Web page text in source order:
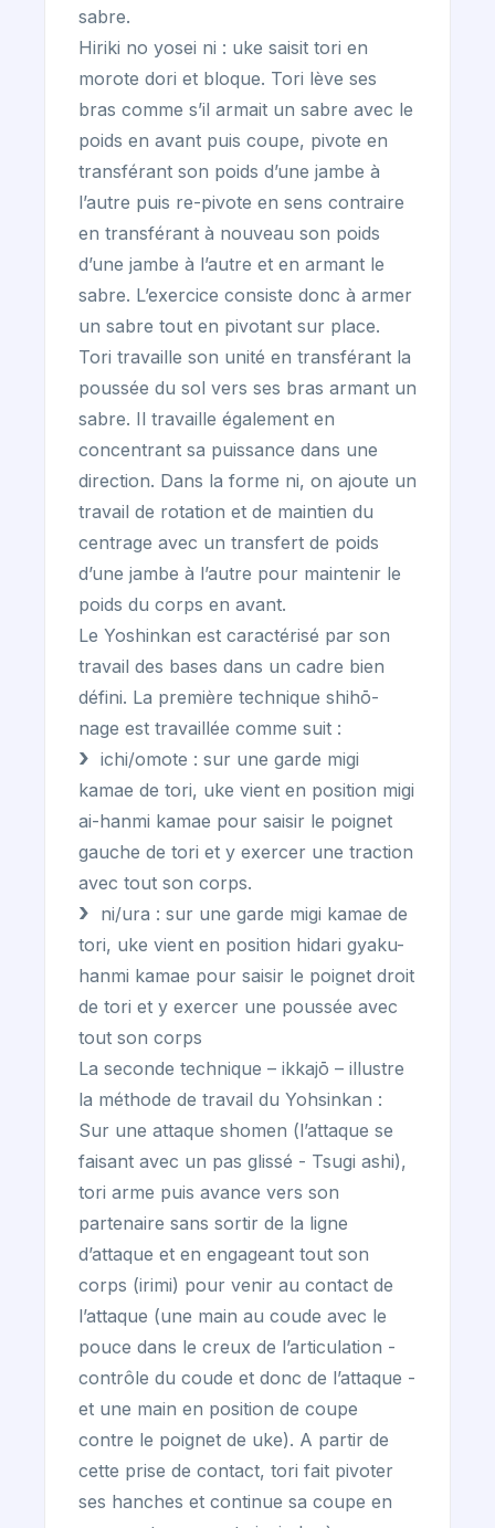
sabre.
Hiriki no yosei ni : uke saisit tori en
morote dori et bloque. Tori lève ses
bras comme s’il armait un sabre avec le
poids en avant puis coupe, pivote en
transférant son poids d’une jambe à
l’autre puis re-pivote en sens contraire
en transférant à nouveau son poids
d’une jambe à l’autre et en armant le
sabre. L’exercice consiste donc à armer
un sabre tout en pivotant sur place.
Tori travaille son unité en transférant la
poussée du sol vers ses bras armant un
sabre. Il travaille également en
concentrant sa puissance dans une
direction. Dans la forme ni, on ajoute un
travail de rotation et de maintien du
centrage avec un transfert de poids
d’une jambe à l’autre pour maintenir le
poids du corps en avant.
Le Yoshinkan est caractérisé par son
travail des bases dans un cadre bien
défini. La première technique shihō-
nage est travaillée comme suit :
ichi/omote : sur une garde migi
kamae de tori, uke vient en position migi
ai-hanmi kamae pour saisir le poignet
gauche de tori et y exercer une traction
avec tout son corps.
ni/ura : sur une garde migi kamae de
tori, uke vient en position hidari gyaku-
hanmi kamae pour saisir le poignet droit
de tori et y exercer une poussée avec
tout son corps
La seconde technique – ikkajō – illustre
la méthode de travail du Yohsinkan :
Sur une attaque shomen (l’attaque se
faisant avec un pas glissé - Tsugi ashi),
tori arme puis avance vers son
partenaire sans sortir de la ligne
d’attaque et en engageant tout son
corps (irimi) pour venir au contact de
l’attaque (une main au coude avec le
pouce dans le creux de l’articulation -
contrôle du coude et donc de l’attaque -
et une main en position de coupe
contre le poignet de uke). A partir de
cette prise de contact, tori fait pivoter
ses hanches et continue sa coupe en